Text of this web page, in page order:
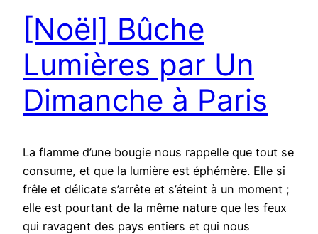
[Noël] Bûche
Lumières par Un
Dimanche à Paris
La flamme d’une bougie nous rappelle que tout se
consume, et que la lumière est éphémère. Elle si
frêle et délicate s’arrête et s’éteint à un moment ;
elle est pourtant de la même nature que les feux
qui ravagent des pays entiers et qui nous